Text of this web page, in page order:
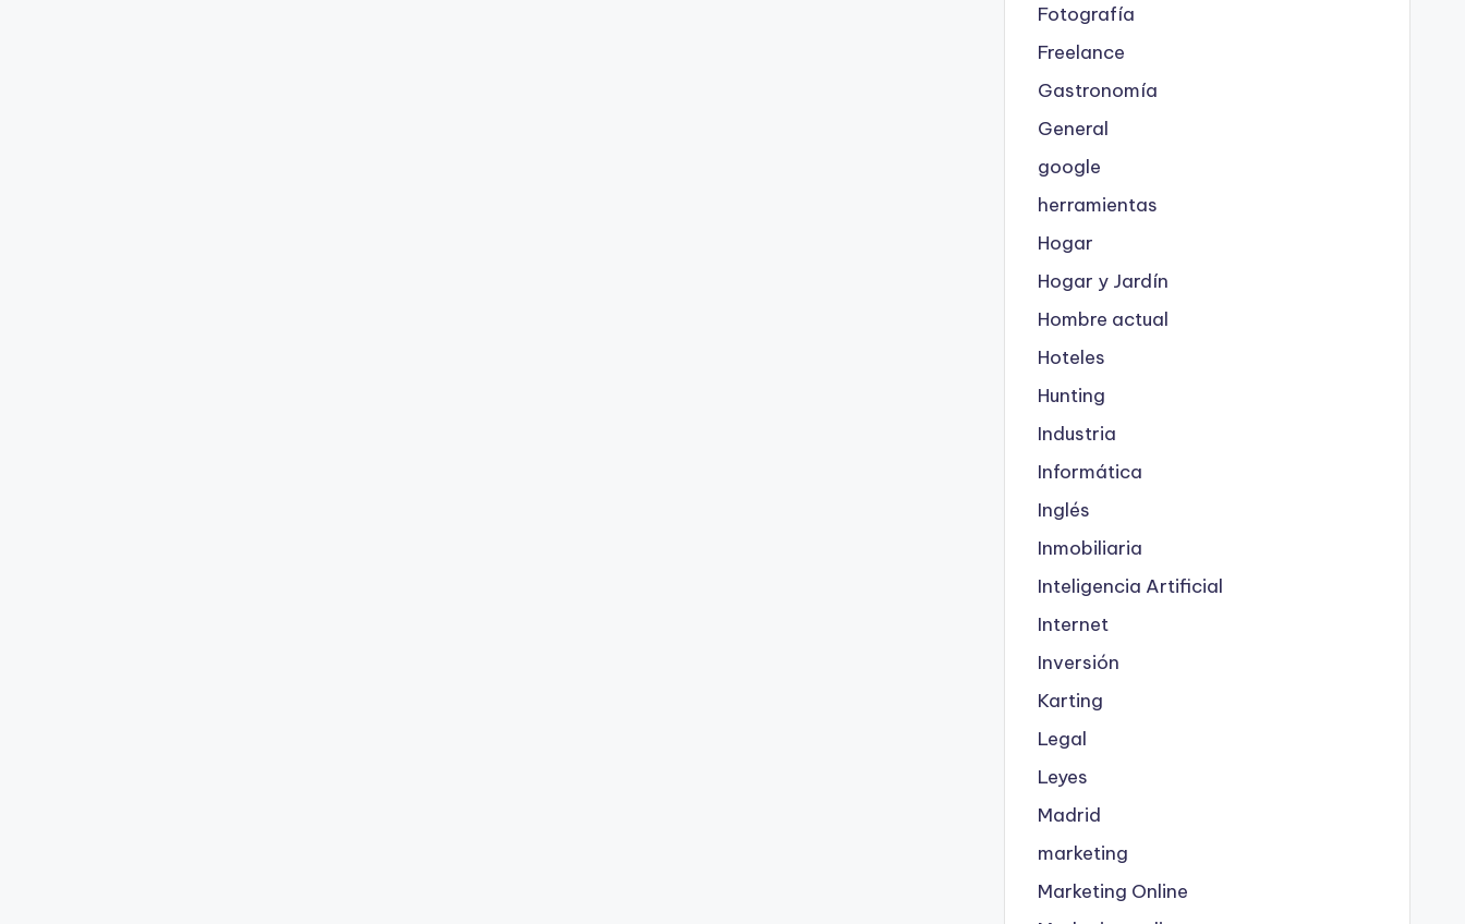
Fotografía
Freelance
Gastronomía
General
google
herramientas
Hogar
Hogar y Jardín
Hombre actual
Hoteles
Hunting
Industria
Informática
Inglés
Inmobiliaria
Inteligencia Artificial
Internet
Inversión
Karting
Legal
Leyes
Madrid
marketing
Marketing Online